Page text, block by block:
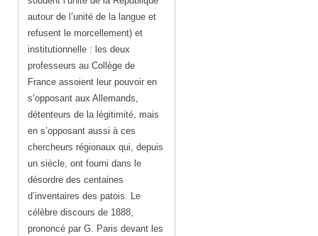
autour de l’unité de la langue et
refusent le morcellement) et
institutionnelle : les deux
professeurs au Collège de
France assoient leur pouvoir en
s’opposant aux Allemands,
détenteurs de la légitimité, mais
en s’opposant aussi à ces
chercheurs régionaux qui, depuis
un siècle, ont fourni dans le
désordre des centaines
d’inventaires des patois. Le
célèbre discours de 1888,
prononcé par G. Paris devant les